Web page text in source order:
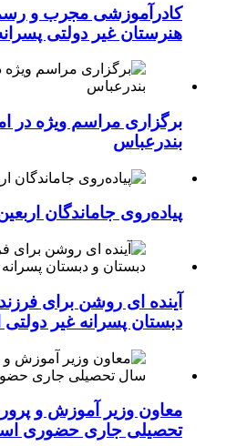
کادرآموزشی مجرب و
هنرستان غیر دولتی
برگزاری مراسم ویژه در
بندرعباس
پیاده‌روی جاماندگان
آینده ای روشن برای
دبستان پسرانه غیر دولتی
معاون وزیر آموزش و
تحصیلی جاری حضوری